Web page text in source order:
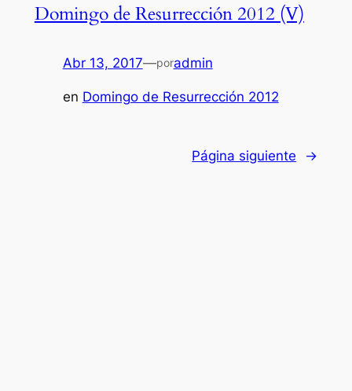
Domingo de Resurrección 2012 (V)
Abr 13, 2017—poradmin
en Domingo de Resurrección 2012
Página siguiente →